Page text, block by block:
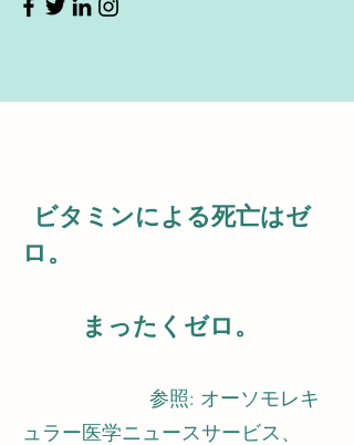
ビタミンによる死亡はゼ
ロ。
まったくゼロ。
参照: オーソモレキ
ュラー医学ニュースサービス、